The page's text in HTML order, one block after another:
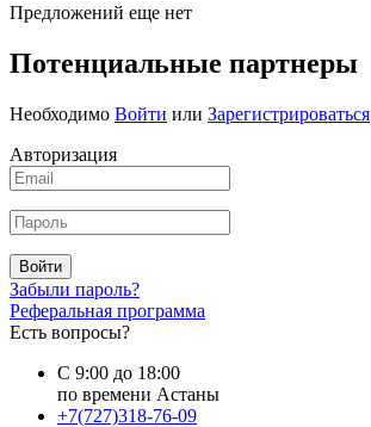
Предложений еще нет
Потенциальные партнеры
Необходимо Войти или Зарегистрироваться
Авторизация
Войти
Забыли пароль?
Реферальная программа
Есть вопросы?
С 9:00 до 18:00
по времени Астаны
+7(727)318-76-09